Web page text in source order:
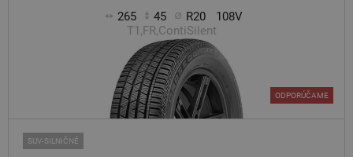
265 45 R20
108V
T1,FR,ContiSilent
SUV-SILNIČNÉ
ODPORÚČAME